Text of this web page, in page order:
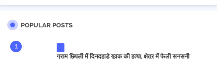
POPULAR POSTS
ग्राम छिपली में दिनदहाड़े युवक की हत्या, क्षेत्र में फैली सनसनी